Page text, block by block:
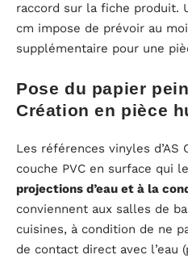
raccord sur la fiche produit.
cm impose de prévoir au
supplémentaire pour une
Pose du papier
Création en pièce
Les références vinyles
couche PVC en surface qui
projections d’eau et à la
conviennent aux salles de
cuisines, à condition de ne
de contact direct avec l’eau